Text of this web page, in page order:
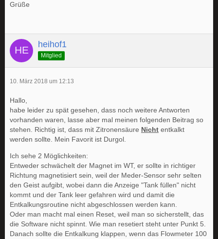
Grüße
heihof1
Mitglied
10. März 2018 um 12:13
Hallo,
habe leider zu spät gesehen, dass noch weitere Antworten
vorhanden waren, lasse aber mal meinen folgenden Beitrag so
stehen. Richtig ist, dass mit Zitronensäure Nicht entkalkt
werden sollte. Mein Favorit ist Durgol.
Ich sehe 2 Möglichkeiten:
Entweder schwächelt der Magnet im WT, er sollte in richtiger
Richtung magnetisiert sein, weil der Meder-Sensor sehr selten
den Geist aufgibt, wobei dann die Anzeige "Tank füllen" nicht
kommt und der Tank leer gefahren wird und damit die
Entkalkungsroutine nicht abgeschlossen werden kann.
Oder man macht mal einen Reset, weil man so sicherstellt, das
die Software nicht spinnt. Wie man resetiert steht unter Punkt 5.
Danach sollte die Entkalkung klappen, wenn das Flowmeter 100